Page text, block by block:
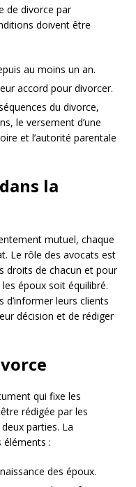
de divorce par
doivent être
au moins un an.
accord pour divorcer.
du divorce,
le versement d’une
et l’autorité parentale
la
mutuel, chaque
Le rôle des avocats est
droits de chacun et pour
époux soit équilibré.
leurs clients
décision et de rédiger
qui fixe les
rédigée par les
parties. La
:
des époux.